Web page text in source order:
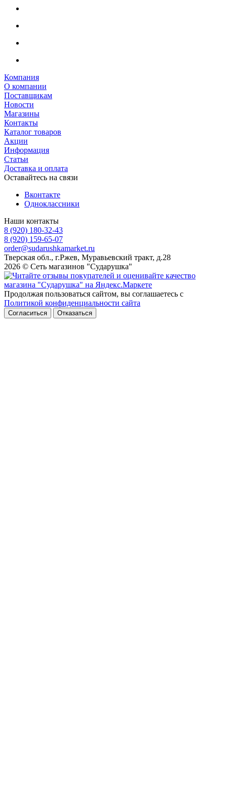
Компания
О компании
Поставщикам
Новости
Магазины
Контакты
Каталог товаров
Акции
Информация
Статьи
Доставка и оплата
Оставайтесь на связи
Вконтакте
Одноклассники
Наши контакты
8 (920) 180-32-43
8 (920) 159-65-07
order@sudarushkamarket.ru
Тверская обл., г.Ржев, Муравьевский тракт, д.28
2026 © Сеть магазинов "Сударушка"
Продолжая пользоваться сайтом, вы соглашаетесь с
Политикой конфиденциальности сайта
Согласиться Отказаться